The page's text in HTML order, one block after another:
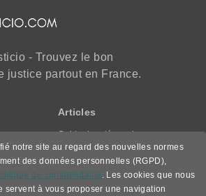
- Trouvez le bon
justice partout en France.
Articles
Guide des démarches
notre site au regard des nouvelles normes
des données personnelles (RGPD),
de confidentialité . Les cookies que nous
servent à vous proposer une navigation